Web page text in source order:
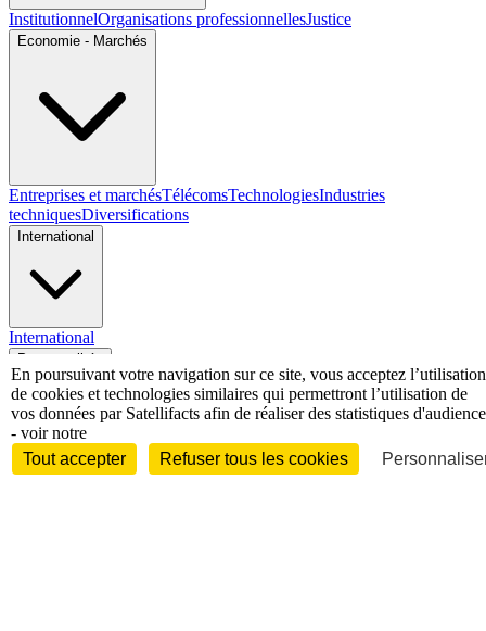
InstitutionnelOrganisations professionnellesJustice
Economie - Marchés
Entreprises et marchésTélécomsTechnologiesIndustries
techniquesDiversifications
International
International
Personnalités
InterviewBiographies Nominations /
En poursuivant votre navigation sur ce site, vous acceptez l’utilisation
de cookies et technologies similaires qui permettront l’utilisation de
vos données par Satellifacts afin de réaliser des statistiques d'audience
- voir notre
Tout accepter
Refuser tous les cookies